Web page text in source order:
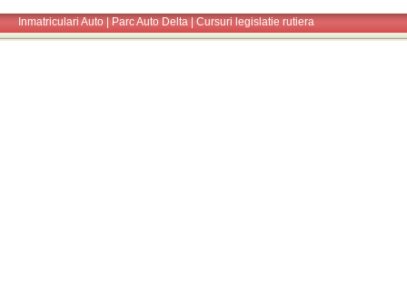
Inmatriculari Auto Parc Auto Delta Cursuri legislatie rutiera